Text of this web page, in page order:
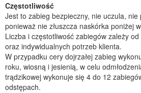
Częstotliwość
Jest to zabieg bezpieczny, nie uczula,
ponieważ nie złuszcza naskórka poniżej
Liczba i częstotliwość zabiegów zależy
oraz indywidualnych potrzeb klienta.
W przypadku cery dojrzałej zabieg
roku, wiosną i jesienią, w celu
trądzikowej wykonuje się 4 do 12
odstępach.